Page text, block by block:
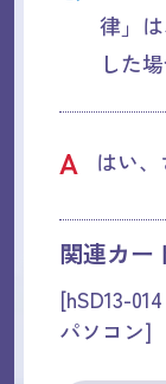
律」
した
A はい、
関連カー
[hSD13-
パソコン]